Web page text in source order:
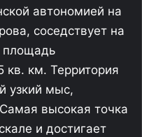
автономией на
соседствует на
площадь
кв. км. Территория
узкий мыс,
высокая точка
и достигает